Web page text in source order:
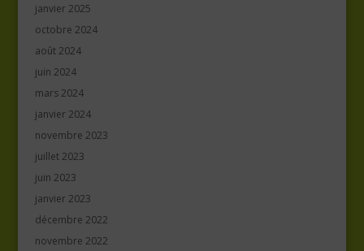
janvier 2025
octobre 2024
août 2024
juin 2024
mars 2024
janvier 2024
novembre 2023
juillet 2023
juin 2023
janvier 2023
décembre 2022
novembre 2022